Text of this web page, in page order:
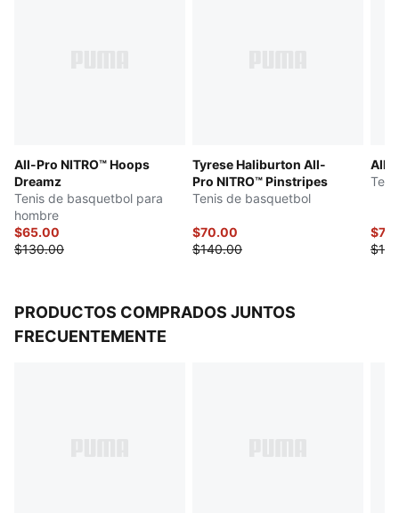
All-Pro NITRO™ Hoops
Dreamz
Tenis de basquetbol para
hombre
$65.00
$130.00
Tyrese Haliburton All-
Pro NITRO™ Pinstripes
Tenis de basquetbol
$70.00
$140.00
All-
PRODUCTOS COMPRADOS JUNTOS
FRECUENTEMENTE